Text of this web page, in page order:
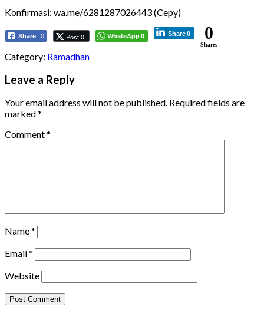
Konfirmasi: wa.me/6281287026443 (Cepy)
Share 0 Post 0 WhatsApp0 Share0 0
Shares
Category: Ramadhan
Leave a Reply
Your email address will not be published. Required fields are
marked*
Comment*
Name*
Email*
Website